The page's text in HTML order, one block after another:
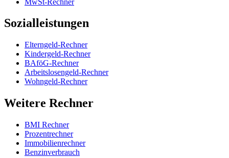
Sozialleistungen
Elterngeld-Rechner
Kindergeld-Rechner
BAföG-Rechner
Arbeitslosengeld-Rechner
Wohngeld-Rechner
Weitere Rechner
BMI Rechner
Prozentrechner
Immobilienrechner
Benzinverbrauch